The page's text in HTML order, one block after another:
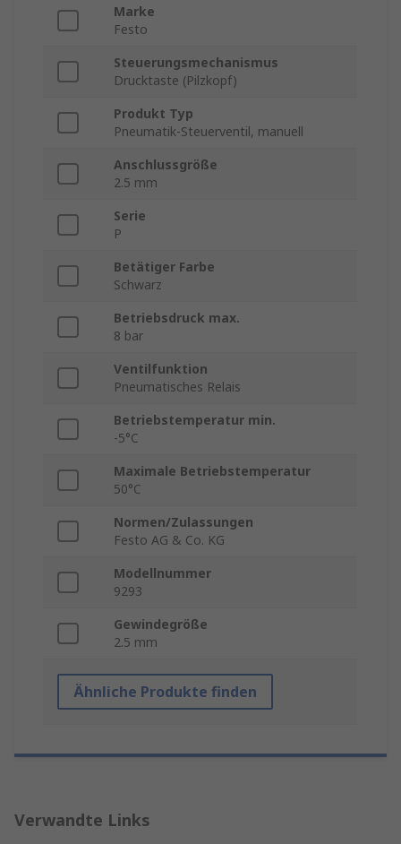
Marke
Festo
Steuerungsmechanismus
Drucktaste (Pilzkopf)
Produkt Typ
Pneumatik-Steuerventil, manuell
Anschlussgröße
2.5 mm
Serie
P
Betätiger Farbe
Schwarz
Betriebsdruck max.
8 bar
Ventilfunktion
Pneumatisches Relais
Betriebstemperatur min.
-5°C
Maximale Betriebstemperatur
50°C
Normen/Zulassungen
Festo AG & Co. KG
Modellnummer
9293
Gewindegröße
2.5 mm
Ähnliche Produkte finden
Verwandte Links